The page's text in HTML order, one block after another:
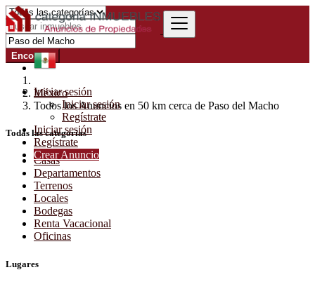
Iniciar sesión
Iniciar sesión
Regístrate
Iniciar sesión
Regístrate
Crear Anuncio
Encontrar
México
Todos los Anuncios en 50 km cerca de Paso del Macho
Todas las categorías
Casas
Departamentos
Terrenos
Locales
Bodegas
Renta Vacacional
Oficinas
Lugares